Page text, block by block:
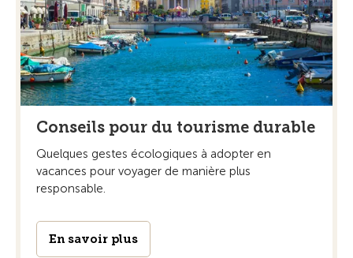
Conseils pour du tourisme durable
Quelques gestes écologiques à adopter en
vacances pour voyager de manière plus
responsable.
En savoir plus